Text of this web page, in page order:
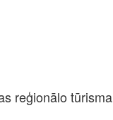
reģionālo tūrisma